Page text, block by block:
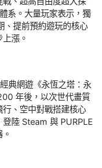
系。大量玩家表示，獨
、提前預約遊玩的核心
漲。
典網遊《永恆之塔：永
年後，以次世代畫質
、空中對戰搭建核心
陸 Steam 與 PURPLE